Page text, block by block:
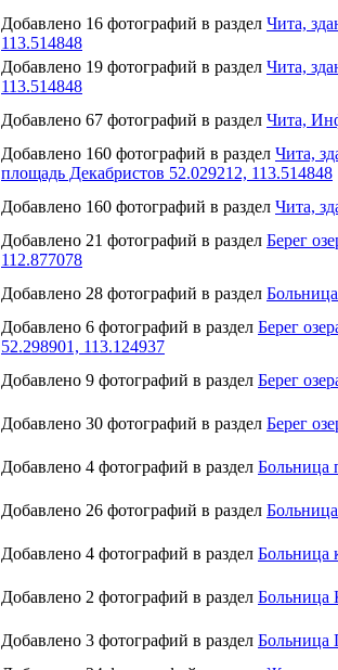
Добавлено 16 фотографий в раздел Чита,
113.514848
Добавлено 19 фотографий в раздел Чита,
113.514848
Добавлено 67 фотографий в раздел Чита,
Добавлено 160 фотографий в раздел Чита,
площадь Декабристов 52.029212, 113.514848
Добавлено 160 фотографий в раздел Чита,
Добавлено 21 фотографий в раздел Берег
112.877078
Добавлено 28 фотографий в раздел
Добавлено 6 фотографий в раздел Берег
52.298901, 113.124937
Добавлено 9 фотографий в раздел Берег
Добавлено 30 фотографий в раздел Берег
Добавлено 4 фотографий в раздел Больница
Добавлено 26 фотографий в раздел
Добавлено 4 фотографий в раздел Больница
Добавлено 2 фотографий в раздел Больница
Добавлено 3 фотографий в раздел Больница